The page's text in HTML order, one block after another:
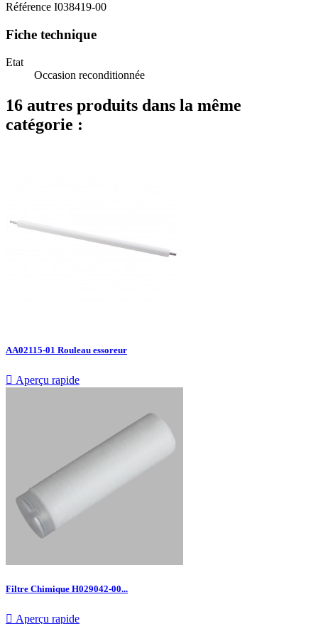
Référence I038419-00
Fiche technique
Etat
Occasion reconditionnée
16 autres produits dans la même
catégorie :
AA02115-01 Rouleau essoreur
 Aperçu rapide
Filtre Chimique H029042-00...
 Aperçu rapide